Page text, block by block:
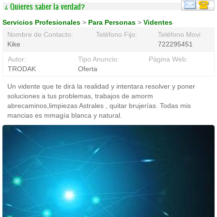
¿ Quieres saber la verdad?
Servicios Profesionales > Para Personas > Videntes
Nombre de Contacto:
Kike
Teléfono Fijo:
Teléfono Movil:
722295451
Autor:
TRODAK
Tipo Anuncio:
Oferta
Página Web:
Un vidente que te dirá la realidad y intentara resolver y poner
soluciones a tus problemas, trabajos de amorm
abrecaminos,limpiezas Astrales , quitar brujerías. Todas mis
mancias es mmagía blanca y natural.